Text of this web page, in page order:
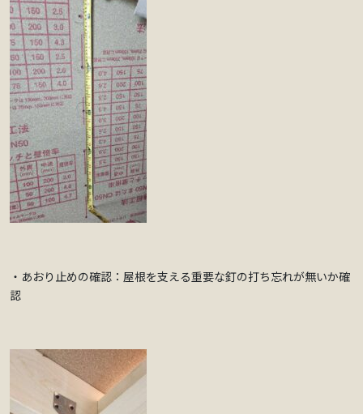
・あおり止めの確認：屋根を支える重要な釘の打ち忘れが無いか確
認